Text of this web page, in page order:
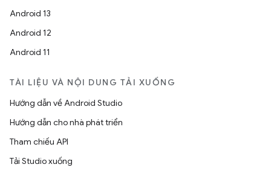
Android 13
Android 12
Android 11
TÀI LIỆU VÀ NỘI DUNG TẢI XUỐNG
Hướng dẫn về Android Studio
Hướng dẫn cho nhà phát triển
Tham chiếu API
Tải Studio xuống